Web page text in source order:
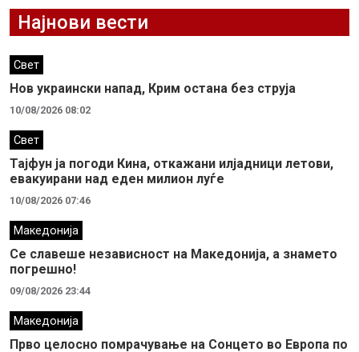
Најнови вести
Свет
Нов украински напад, Крим остана без струја
10/08/2026 08:02
Свет
Тајфун ја погоди Кина, откажани илјадници летови,
евакуирани над еден милион луѓе
10/08/2026 07:46
Македонија
Се славеше независност на Македонија, а знамето
погрешно!
09/08/2026 23:44
Македонија
Прво целосно помрачување на Сонцето во Европа по